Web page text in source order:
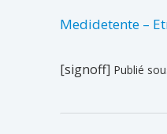
Medidetente –
[signoff] Publié